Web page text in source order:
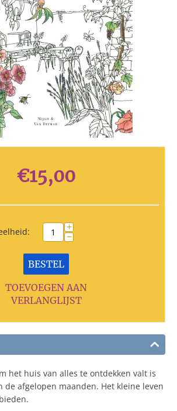
€15,00
+
−
BESTEL
TOEVOEGEN AAN
VERLANGLIJST
het huis van alles te ontdekken valt is
de afgelopen maanden. Het kleine leven